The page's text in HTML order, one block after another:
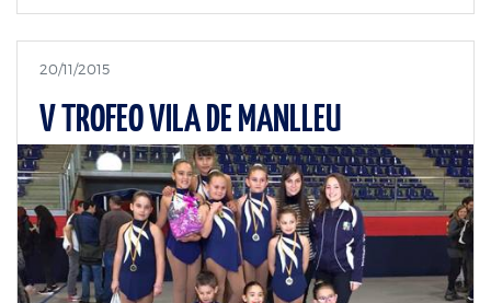
20/11/2015
V TROFEO VILA DE MANLLEU